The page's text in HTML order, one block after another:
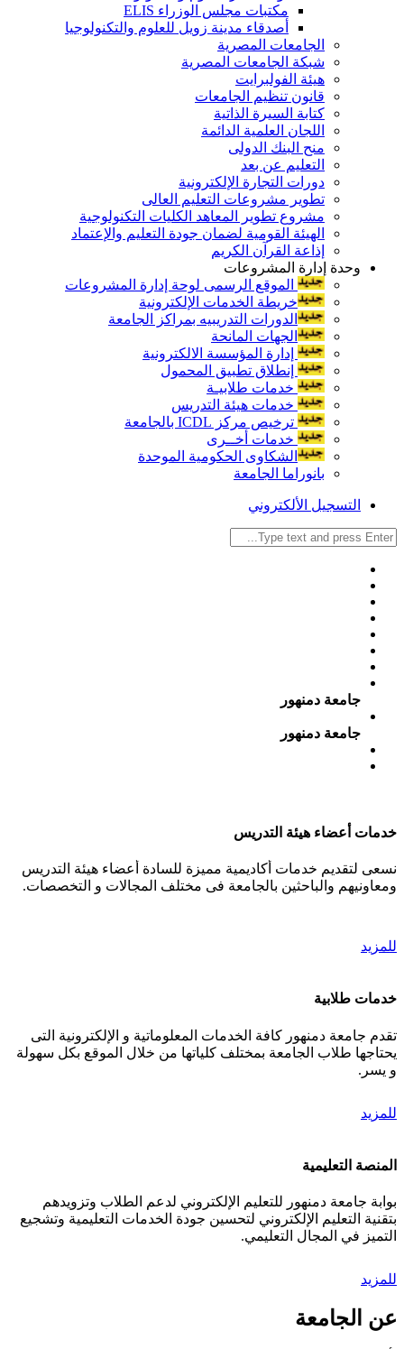
مكتبات مجلس الوزراء ELIS
أصدقاء مدينة زويل للعلوم والتكنولوجيا
الجامعات المصرية
شبكة الجامعات المصرية
هيئة الفولبرايت
قانون تنظيم الجامعات
كتابة السيرة الذاتية
اللجان العلمية الدائمة
منح البنك الدولى
التعليم عن بعد
دورات التجارة الإلكترونية
تطوير مشروعات التعليم العالى
مشروع تطوير المعاهد الكليات التكنولوجية
الهيئة القومية لضمان جودة التعليم والإعتماد
إذاعة القرآن الكريم
وحدة إدارة المشروعات
الموقع الرسمى لوحة إدارة المشروعات
خريطة الخدمات الإلكترونية
الدورات التدريبيه بمراكز الجامعة
الجهات المانحة
إدارة المؤسسة الالكترونية
إنطلاق تطبيق المحمول
خدمات طلابيـة
خدمات هيئة التدريس
ترخيص مركز ICDL بالجامعة
خدمات أخــرى
الشكاوى الحكومية الموحدة
بانوراما الجامعة
التسجيل الألكتروني
جامعة دمنهور
جامعة دمنهور
خدمات أعضاء هيئة التدريس
نسعى لتقديم خدمات أكاديمية مميزة للسادة أعضاء هيئة التدريس
ومعاونيهم والباحثين بالجامعة فى مختلف المجالات و التخصصات.
للمزيد
خدمات طلابية
تقدم جامعة دمنهور كافة الخدمات المعلوماتية و الإلكترونية التى
يحتاجها طلاب الجامعة بمختلف كلياتها من خلال الموقع بكل سهولة
و يسر.
للمزيد
المنصة التعليمية
بوابة جامعة دمنهور للتعليم الإلكتروني لدعم الطلاب وتزويدهم
بتقنية التعليم الإلكتروني لتحسين جودة الخدمات التعليمية وتشجيع
التميز في المجال التعليمي.
للمزيد
عن الجامعة